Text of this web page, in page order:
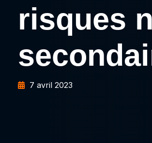
risques
7 avril 2023